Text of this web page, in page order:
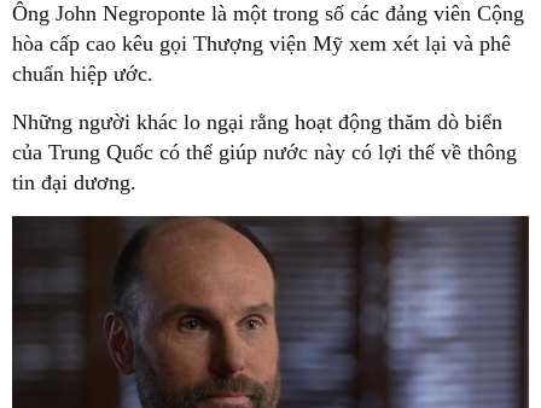
Ông John Negroponte là một trong số các đảng viên Cộng
hòa cấp cao kêu gọi Thượng viện Mỹ xem xét lại và phê
chuẩn hiệp ước.
Những người khác lo ngại rằng hoạt động thăm dò biển
của Trung Quốc có thể giúp nước này có lợi thế về thông
tin đại dương.